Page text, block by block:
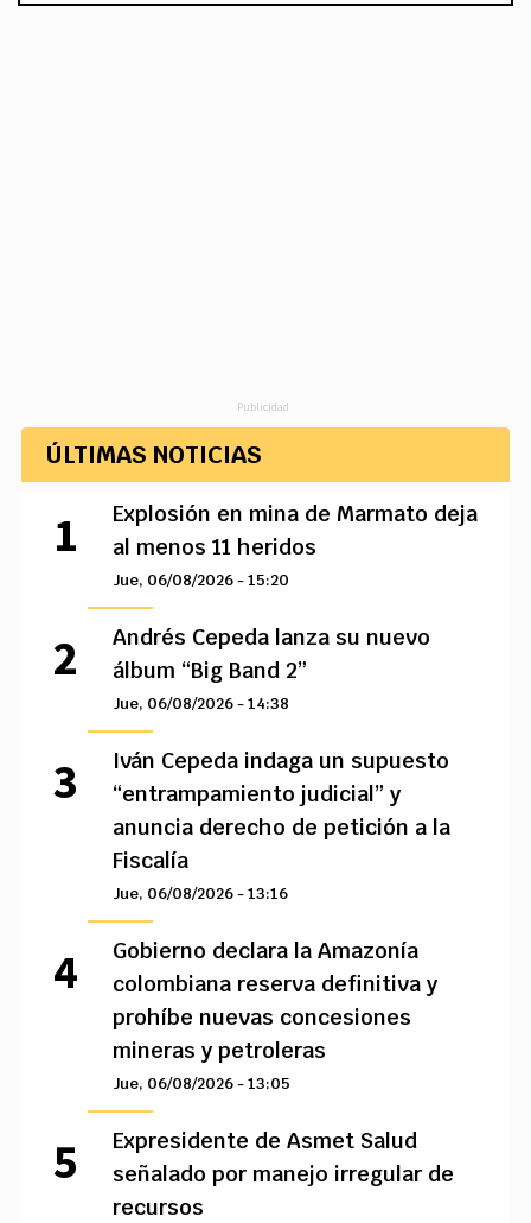
Publicidad
ÚLTIMAS NOTICIAS
Explosión en mina de Marmato deja
al menos 11 heridos
Jue, 06/08/2026 - 15:20
Andrés Cepeda lanza su nuevo
álbum “Big Band 2”
Jue, 06/08/2026 - 14:38
Iván Cepeda indaga un supuesto
“entrampamiento judicial” y
anuncia derecho de petición a la
Fiscalía
Jue, 06/08/2026 - 13:16
Gobierno declara la Amazonía
colombiana reserva definitiva y
prohíbe nuevas concesiones
mineras y petroleras
Jue, 06/08/2026 - 13:05
Expresidente de Asmet Salud
señalado por manejo irregular de
recursos